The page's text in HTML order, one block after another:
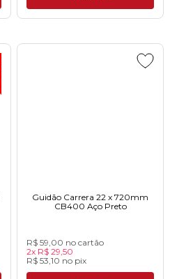
Guidão Carrera 22 x 720mm
CB400 Aço Preto
R$ 59,00 no cartão
2x R$ 29,50
R$ 53,10 no pix